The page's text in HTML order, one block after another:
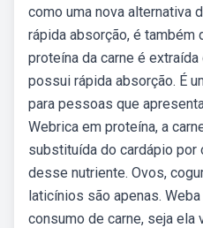
como uma nova alternativa
rápida absorção, é também
proteína da carne é extraída
possui rápida absorção. É
para pessoas que
Webrica em proteína, a
substituída do cardápio
desse nutriente. Ovos,
laticínios são apenas.
consumo de carne, seja ela